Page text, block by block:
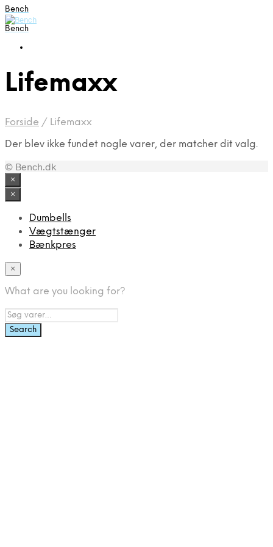
Bench
Bench
Lifemaxx
Forside / Lifemaxx
Der blev ikke fundet nogle varer, der matcher dit valg.
© Bench.dk
×
×
Dumbells
Vægtstænger
Bænkpres
×
What are you looking for?